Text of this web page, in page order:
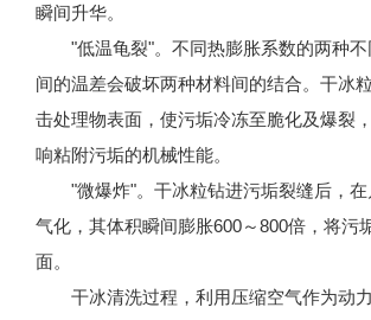
瞬间升华。
"低温龟裂"。不同热膨胀系数的两种不
间的温差会破坏两种材料间的结合。干冰
击处理物表面，使污垢冷冻至脆化及爆裂
响粘附污垢的机械性能。
"微爆炸"。干冰粒钻进污垢裂缝后，在
气化，其体积瞬间膨胀600～800倍，将污
面。
干冰清洗过程，利用压缩空气作为动